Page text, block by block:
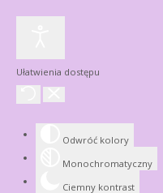
Ułatwienia dostępu
Odwróć kolory
Monochromatyczny
Ciemny kontrast